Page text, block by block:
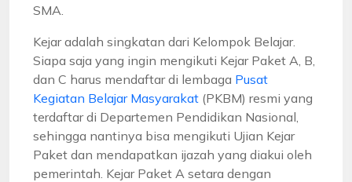
SMA.
Kejar adalah singkatan dari Kelompok Belajar.
Siapa saja yang ingin mengikuti Kejar Paket A, B,
dan C harus mendaftar di lembaga Pusat
Kegiatan Belajar Masyarakat (PKBM) resmi yang
terdaftar di Departemen Pendidikan Nasional,
sehingga nantinya bisa mengikuti Ujian Kejar
Paket dan mendapatkan ijazah yang diakui oleh
pemerintah. Kejar Paket A setara dengan